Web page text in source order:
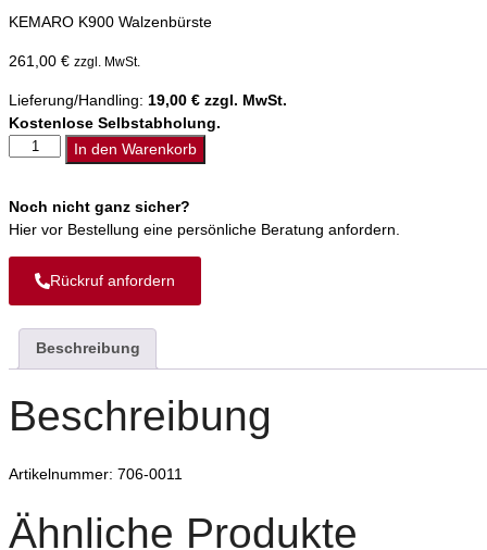
KEMARO K900 Walzenbürste
261,00 € zzgl. MwSt.
Lieferung/Handling: 19,00 € zzgl. MwSt.
Kostenlose Selbstabholung.
In den Warenkorb
Noch nicht ganz sicher?
Hier vor Bestellung eine persönliche Beratung anfordern.
Rückruf anfordern
Beschreibung
Beschreibung
Artikelnummer: 706-0011
Ähnliche Produkte